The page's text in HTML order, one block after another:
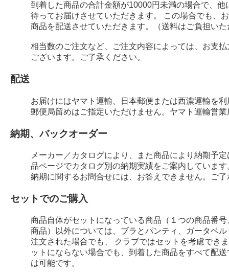
到着した商品の合計金額が10000円未満の場合で、
待ってお届けさせていただきます。 この場合でも、
商品を配送させていただきます。（送料はご負担い
相当数のご注文など、ご注文内容によっては、お支
ございます。ご了承ください。
配送
お届けにはヤマト運輸、日本郵便または西濃運輸を
郵便局留めはご指定いただけません。ヤマト運輸営
納期、バックオーダー
メーカー／カタログにより、また商品により納期予
品ページでカタログ別の納期実績をご案内しています
納期に関するお問合せには、お答えできません。ご
セットでのご購入
商品自体がセットになっている商品（１つの商品番
商品）以外については、ブラとパンティ、ガータベ
注文された場合でも、 クラブではセットを考慮でき
ットにならない場合でも、到着した商品をすべて配
は可能です。